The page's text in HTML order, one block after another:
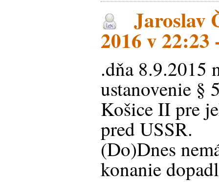
Jaroslav
2016 v
.dňa 8.9.2015
ustanovenie §
Košice II pre
pred USSR.
(Do)Dnes
konanie